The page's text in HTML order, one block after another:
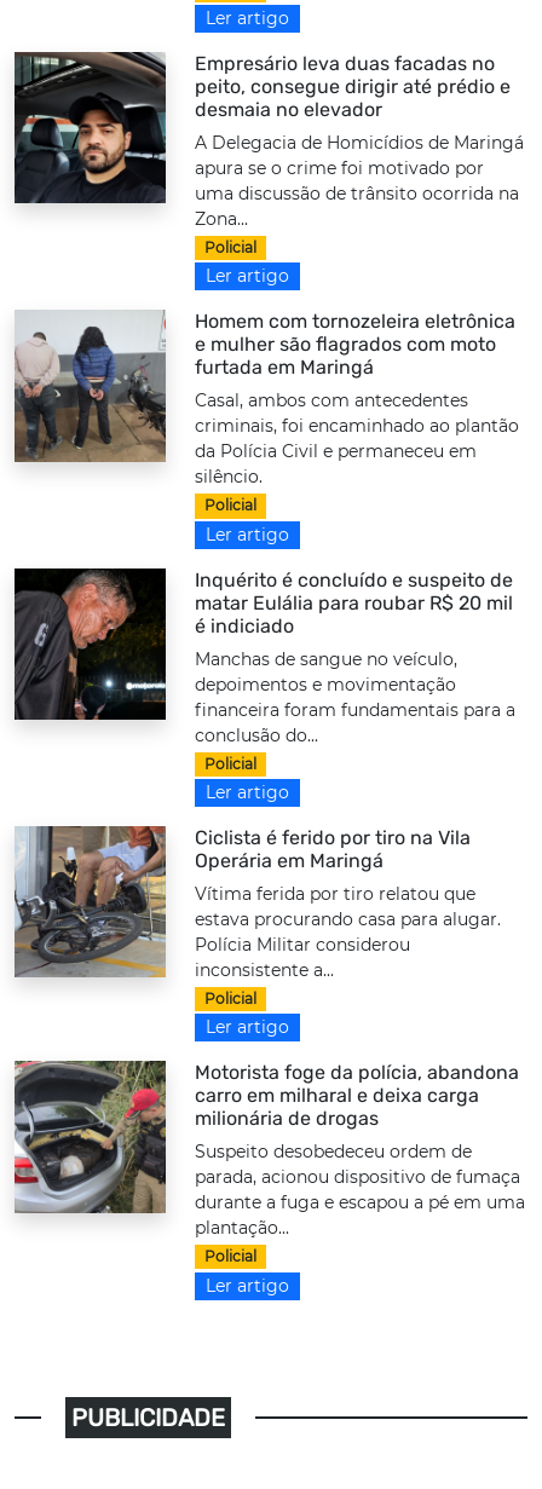
Ler artigo
Empresário leva duas facadas no
peito, consegue dirigir até prédio e
desmaia no elevador
A Delegacia de Homicídios de Maringá
apura se o crime foi motivado por
uma discussão de trânsito ocorrida na
Zona...
Policial
Ler artigo
Homem com tornozeleira eletrônica
e mulher são flagrados com moto
furtada em Maringá
Casal, ambos com antecedentes
criminais, foi encaminhado ao plantão
da Polícia Civil e permaneceu em
silêncio.
Policial
Ler artigo
Inquérito é concluído e suspeito de
matar Eulália para roubar R$ 20 mil
é indiciado
Manchas de sangue no veículo,
depoimentos e movimentação
financeira foram fundamentais para a
conclusão do...
Policial
Ler artigo
Ciclista é ferido por tiro na Vila
Operária em Maringá
Vítima ferida por tiro relatou que
estava procurando casa para alugar.
Polícia Militar considerou
inconsistente a...
Policial
Ler artigo
Motorista foge da polícia, abandona
carro em milharal e deixa carga
milionária de drogas
Suspeito desobedeceu ordem de
parada, acionou dispositivo de fumaça
durante a fuga e escapou a pé em uma
plantação...
Policial
Ler artigo
PUBLICIDADE